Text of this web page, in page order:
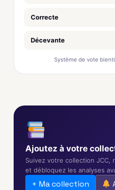
Correcte
Décevante
Système de vote
Ajoutez à votre
Suivez votre collection JCC,
et débloquez les analyses
+ Ma collection